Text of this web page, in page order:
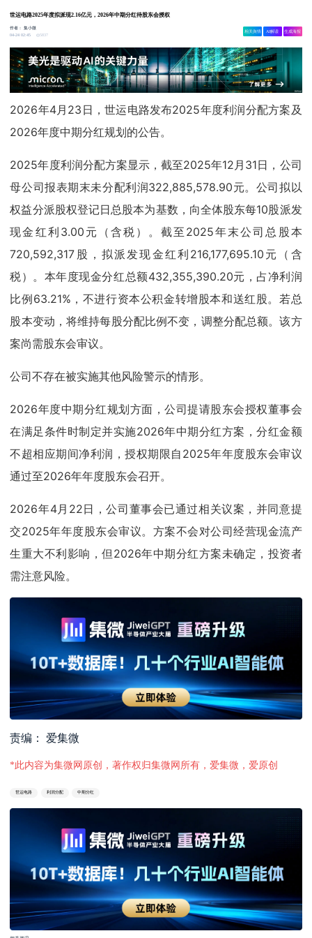
世运电路2025年度拟派现2.16亿元，2026年中期分红待股东会授权
作者：集小微
04-24 02:45
5837
相关舆情 AI解读 生成海报
2026年4月23日，世运电路发布2025年度利润分配方案及
2026年度中期分红规划的公告。
2025年度利润分配方案显示，截至2025年12月31日，公司
母公司报表期末未分配利润322,885,578.90元。公司拟以
权益分派股权登记日总股本为基数，向全体股东每10股派发
现金红利3.00元（含税）。截至2025年末公司总股本
720,592,317股，拟派发现金红利216,177,695.10元（含
税）。本年度现金分红总额432,355,390.20元，占净利润
比例63.21%，不进行资本公积金转增股本和送红股。若总
股本变动，将维持每股分配比例不变，调整分配总额。该方
案尚需股东会审议。
公司不存在被实施其他风险警示的情形。
2026年度中期分红规划方面，公司提请股东会授权董事会
在满足条件时制定并实施2026年中期分红方案，分红金额
不超相应期间净利润，授权期限自2025年年度股东会审议
通过至2026年年度股东会召开。
2026年4月22日，公司董事会已通过相关议案，并同意提
交2025年年度股东会审议。方案不会对公司经营现金流产
生重大不利影响，但2026年中期分红方案未确定，投资者
需注意风险。
责编： 爱集微
*此内容为集微网原创，著作权归集微网所有，爱集微，爱原创
世运电路 利润分配 中期分红